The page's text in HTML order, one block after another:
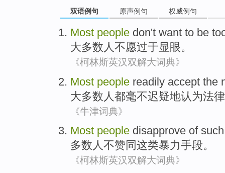
双语例句 原声例句 权威例句
Most people don't want to be
大多数 人 不愿过于显眼。
《柯林斯英汉双解大词典》
Most people readily accept the
大多数 人 都毫不迟疑地认为法律
《牛津词典》
Most people disapprove of such
多数人不赞同这类暴力手段。
《柯林斯英汉双解大词典》